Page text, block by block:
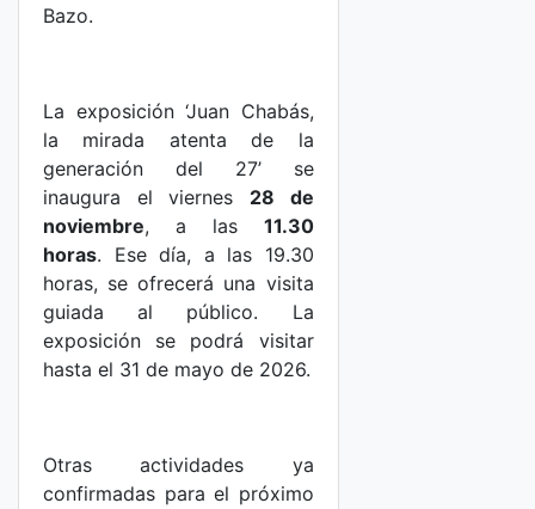
Bazo.
La exposición ‘Juan Chabás,
la mirada atenta de la
generación del 27’ se
inaugura el viernes 28 de
noviembre, a las 11.30
horas. Ese día, a las 19.30
horas, se ofrecerá una visita
guiada al público. La
exposición se podrá visitar
hasta el 31 de mayo de 2026.
Otras actividades ya
confirmadas para el próximo